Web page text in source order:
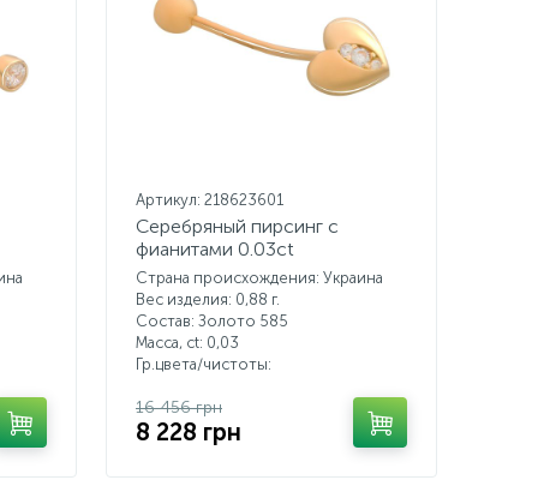
Артикул: 218623601
Серебряный пирсинг с
фианитами 0.03ct
Страна происхождения: Украина
Вес изделия: 0,88 г.
Состав: Золото 585
Масса, ct: 0,03
Гр.цвета/чистоты:
16 456 грн
8 228 грн